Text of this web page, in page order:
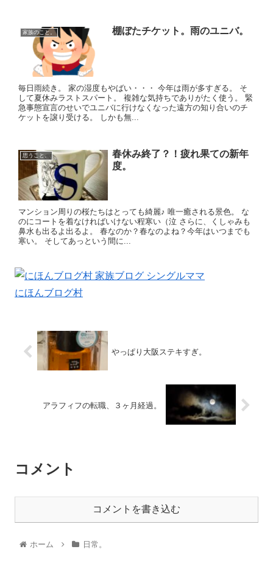
家族のこと。 棚ぼたチケット。雨のユニバ。
毎日雨続き。 家の湿度もやばい・・・ 今年は雨が多すぎる。 そ
して夏休みラストスパート。 複雑な気持ちでありがたく使う。 緊
急事態宣言のせいでユニバに行けなくなった遠方の知り合いのチ
ケットを譲り受ける。 しかも無...
思うこと。
春休み終了？！疲れ果ての新年
度。
マンション周りの桜たちはとっても綺麗♪ 唯一癒される景色。 な
のにコートを着なければいけない程寒い（泣 さらに、くしゃみも
鼻水も出るよ出るよ。 春なのか？春なのよね？今年はいつまでも
寒い。 そしてあっという間に...
にほんブログ村
やっぱり大阪ステキすぎ。
アラフィフの転職、３ヶ月経過。
コメント
コメントを書き込む
ホーム 日常。